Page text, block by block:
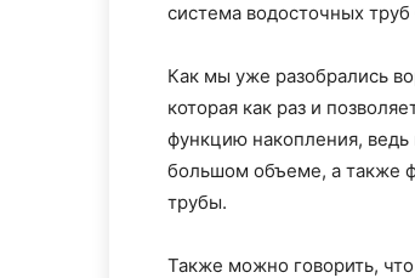
система водосточных
Как мы уже разобрались
которая как раз и
функцию накопления,
большом объеме, а также
трубы.
Также можно говорить,